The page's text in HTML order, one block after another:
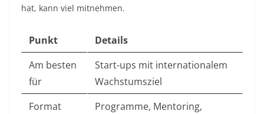
hat, kann viel mitnehmen.
Punkt
Details
Am besten
für
Start-ups mit internationalem
Wachstumsziel
Format
Programme, Mentoring,